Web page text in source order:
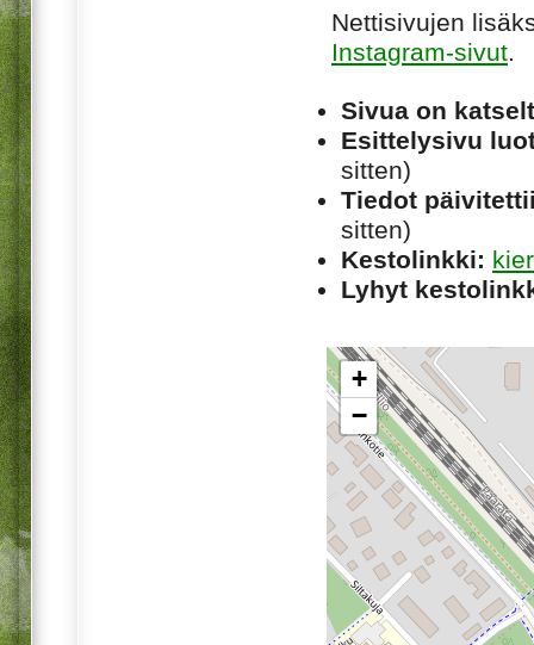
Nettisivujen
Instagram-sivut.
Sivua on
Esittelysivu
sitten)
Tiedot
sitten)
Kestolinkki:
Lyhyt
+
−